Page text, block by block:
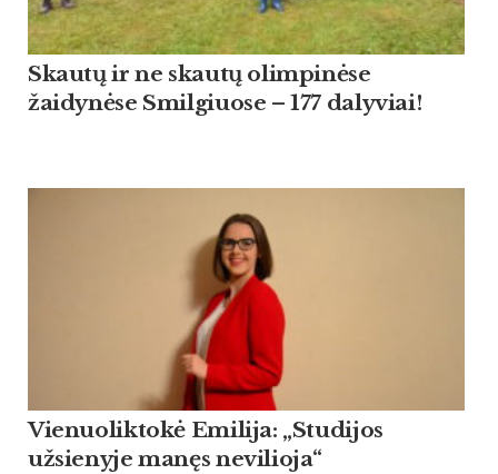
Skautų ir ne skautų olimpinėse
žaidynėse Smilgiuose – 177 dalyviai!
Vienuoliktokė Emilija: „Studijos
užsienyje manęs nevilioja“